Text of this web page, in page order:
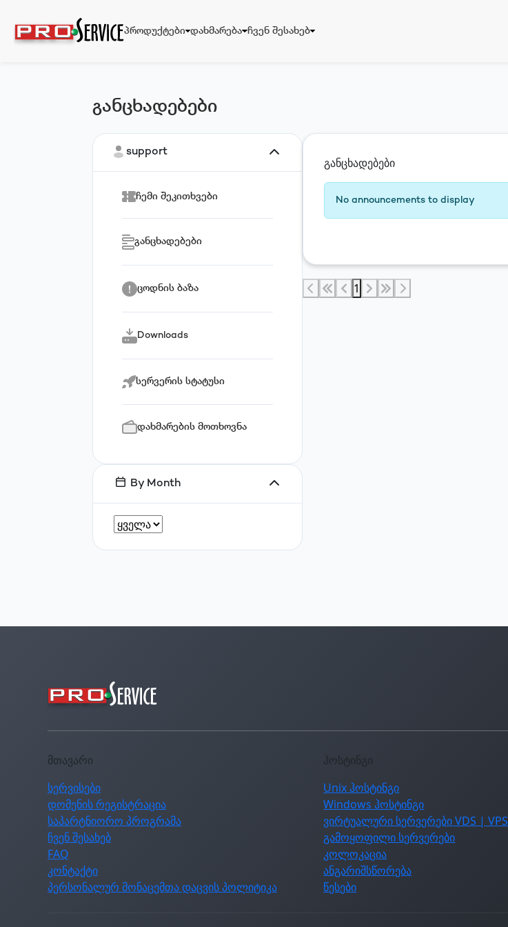
პროდუქტები
პროდუქტები დახმარება ჩვენ შესახებ
განცხადებები
support
ჩემი შეკითხვები
განცხადებები
ცოდნის ბაზა
Downloads
სერვერის სტატუსი
დახმარების მოთხოვნა
By Month
განცხადებები
No announcements to display
1
მთავარი
სერვისები
დომენის რეგისტრაცია
საპარტნიორო პროგრამა
ჩვენ შესახებ
FAQ
კონტაქტი
პერსონალურ მონაცემთა დაცვის პოლიტიკა
ჰოსტინგი
Unix ჰოსტინგი
Windows ჰოსტინგი
ვირტუალური სერვერები VDS | VPS
გამოყოფილი სერვერები
კოლოკაცია
ანგარიშსწორება
წესები